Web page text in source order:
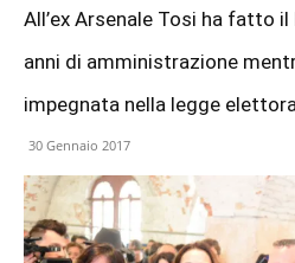
All’ex Arsenale Tosi ha fatto
anni di amministrazione
impegnata nella legge
30 Gennaio 2017